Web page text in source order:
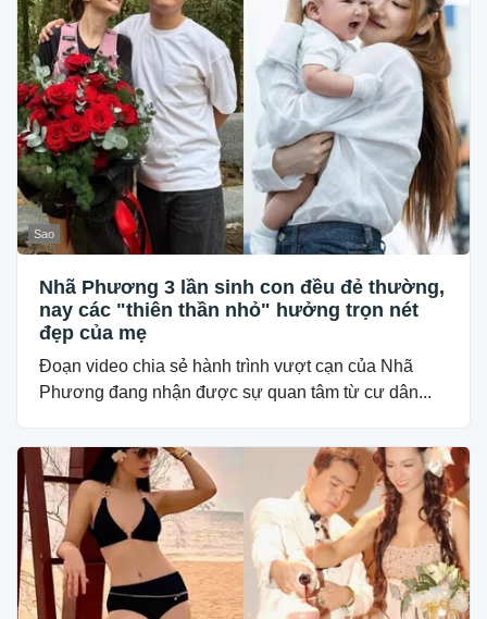
Sao
Nhã Phương 3 lần sinh con đều đẻ thường,
nay các "thiên thần nhỏ" hưởng trọn nét
đẹp của mẹ
Đoạn video chia sẻ hành trình vượt cạn của Nhã
Phương đang nhận được sự quan tâm từ cư dân...